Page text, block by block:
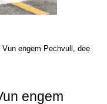
engem Pechvull, dee
engem